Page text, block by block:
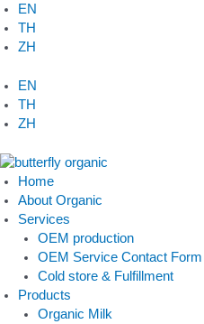
Skip
to
content
EN
TH
ZH
EN
TH
ZH
Home
About Organic
Services
OEM production
OEM Service Contact Form
Cold store & Fulfillment
Products
Organic Milk